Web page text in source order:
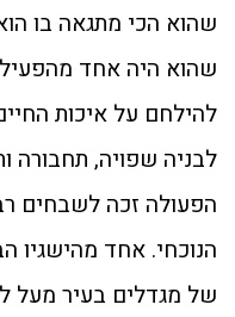
שהוא היה אחד
להילחם על איכות
לבניה שפויה, תחבורה
הפעולה זכה לשבחים
הנוכחי. אחד מהישגיו